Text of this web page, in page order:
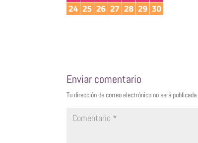
Enviar comentario
Tu dirección de correo electrónico no será publicada.